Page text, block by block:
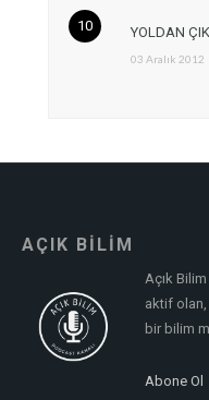
YOLDAN
03 Aralık 2012
AÇIK BİLİM
Açık
aktif olan,
bir bilim
Abone Ol